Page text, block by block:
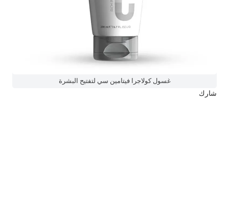
غسول كولاجرا فيتامين سي لتفتيح البشرة
شارك